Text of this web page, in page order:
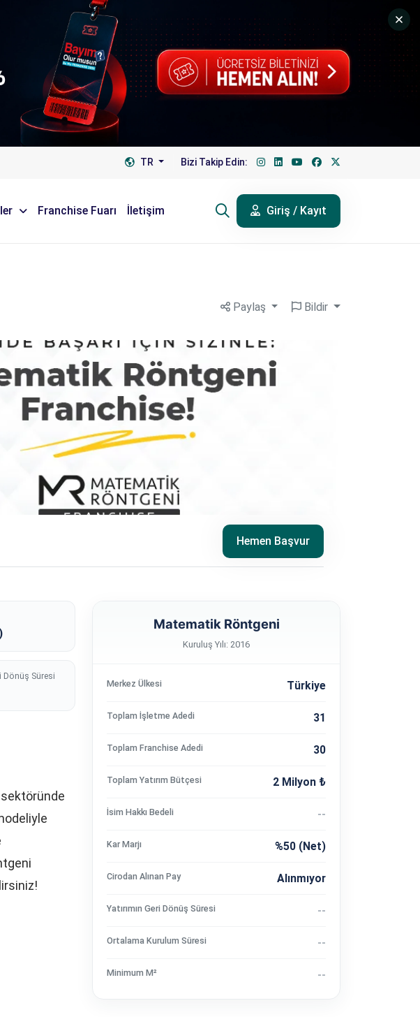
TR Bizi Takip Edin:
Franchise Fuarı İletişim Giriş / Kayıt
Paylaş Bildir
Hemen Başvur
Dönüş Süresi
Matematik Röntgeni
Kuruluş Yılı: 2016
Merkez Ülkesi Türkiye
Toplam İşletme Adedi 31
Toplam Franchise Adedi 30
Toplam Yatırım Bütçesi 2 Milyon ₺
İsim Hakkı Bedeli --
Kar Marjı %50 (Net)
Cirodan Alınan Pay Alınmıyor
Yatırımın Geri Dönüş Süresi --
Ortalama Kurulum Süresi --
Minimum M² --